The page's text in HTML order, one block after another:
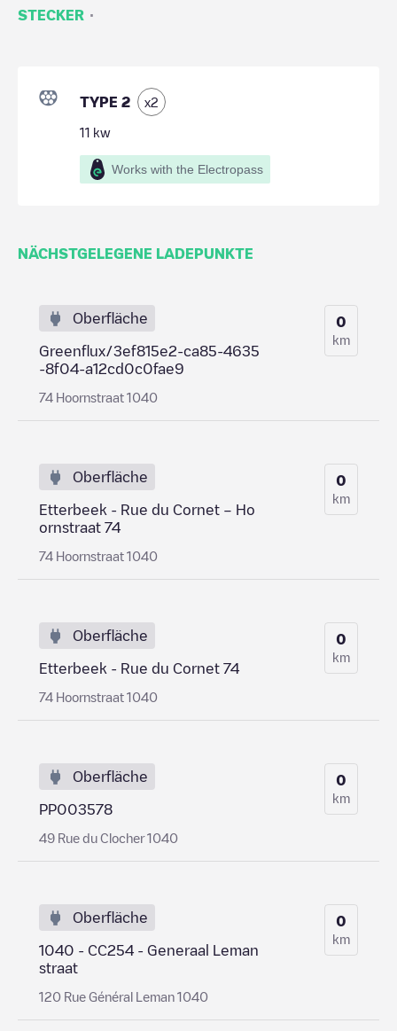
STECKER ·
TYPE 2 x2
11 kw
Works with the Electropass
NÄCHSTGELEGENE LADEPUNKTE
Oberfläche
Greenflux/3ef815e2-ca85-4635
-8f04-a12cd0c0fae9
74 Hoornstraat 1040
0
km
Oberfläche
Etterbeek - Rue du Cornet – Ho
ornstraat 74
74 Hoornstraat 1040
0
km
Oberfläche
Etterbeek - Rue du Cornet 74
74 Hoornstraat 1040
0
km
Oberfläche
PP003578
49 Rue du Clocher 1040
0
km
Oberfläche
1040 - CC254 - Generaal Leman
straat
120 Rue Général Leman 1040
0
km